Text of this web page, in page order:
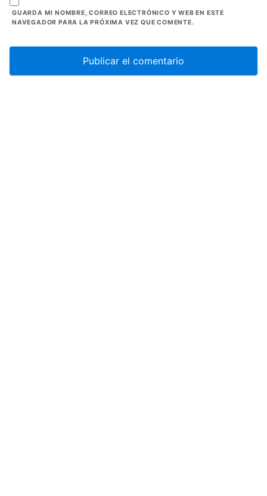
GUARDA MI NOMBRE, CORREO ELECTRÓNICO Y WEB EN ESTE
NAVEGADOR PARA LA PRÓXIMA VEZ QUE COMENTE.